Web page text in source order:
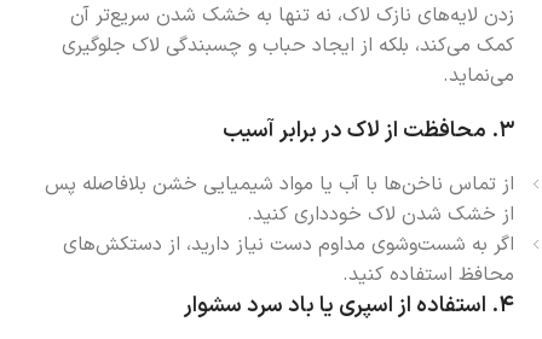
زدن لایه‌های نازک لاک، نه تنها به خشک شدن سریع‌تر آن
کمک می‌کند، بلکه از ایجاد حباب و چسبندگی لاک جلوگیری
می‌نماید.
۳. محافظت از لاک در برابر آسیب
از تماس ناخن‌ها با آب یا مواد شیمیایی خشن بلافاصله پس
از خشک شدن لاک خودداری کنید.
اگر به شست‌وشوی مداوم دست نیاز دارید، از دستکش‌های
محافظ استفاده کنید.
۴. استفاده از اسپری یا باد سرد سشوار